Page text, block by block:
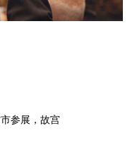
参展，故宫